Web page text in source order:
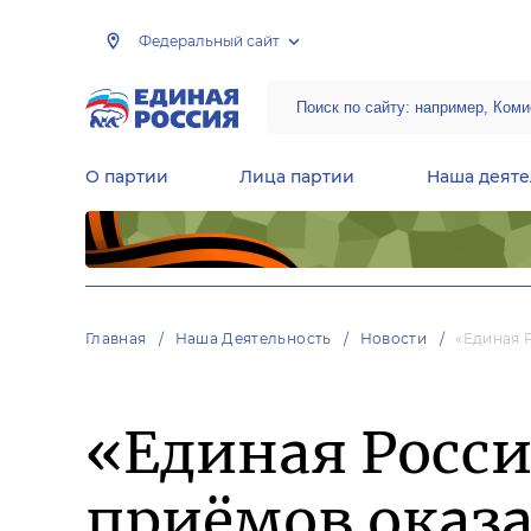
Федеральный сайт
О партии Лица партии Наша
Главная Наша Деятельность Новости «Единая
«Единая